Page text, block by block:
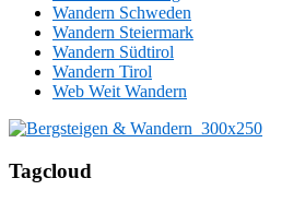
Wandern Schweden
Wandern Steiermark
Wandern Südtirol
Wandern Tirol
Web Weit Wandern
Tagcloud